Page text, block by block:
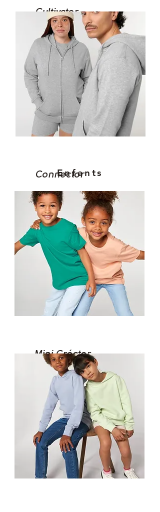
Cultivator
Connector
Enfants
Mini Créator